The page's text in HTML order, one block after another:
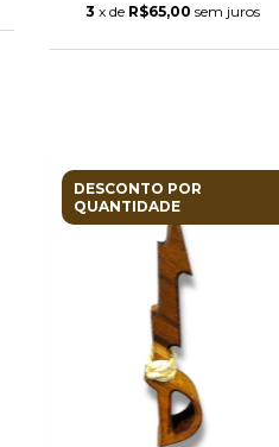
3 x de R$65,00 sem juros
DESCONTO POR
QUANTIDADE